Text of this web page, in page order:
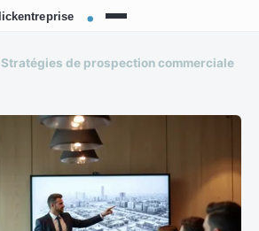
Stratégies de prospection commerciale